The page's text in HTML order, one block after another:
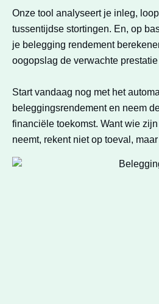
Onze tool analyseert je inleg,
tussentijdse stortingen. En, op
je belegging rendement
oogopslag de verwachte
Start vandaag nog met het
beleggingsrendement en neem
financiële toekomst.​ Want wie
neemt, rekent niet op toeval,